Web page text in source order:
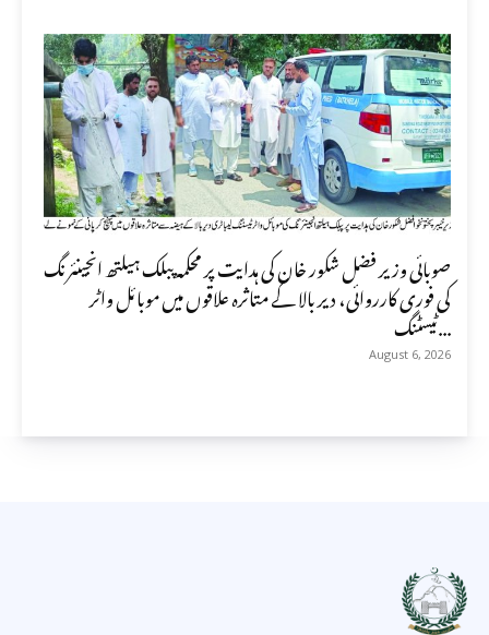
صوبائی وزیر فضل شکور خان کی ہدایت پر محکمہ پبلک ہیلتھ انجینئرنگ
کی فوری کارروائی، دیر بالا کے متاثرہ علاقوں میں موبائل واٹر
ٹیسٹنگ...
August 6, 2026